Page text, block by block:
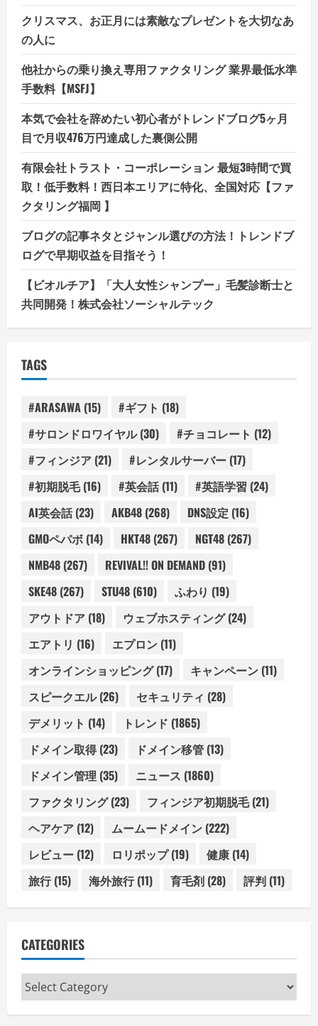
クリスマス、お正月には素敵なプレゼントを大切なあ
の人に
他社からの乗り換え専用ファクタリング 業界最低水準
手数料【MSFJ】
本気で会社を辞めたい初心者がトレンドブログ5ヶ月
目で月収476万円達成した裏側公開
有限会社トラスト・コーポレーション 最短3時間で買
取！低手数料！西日本エリアに特化、全国対応【ファ
クタリング福岡 】
ブログの記事ネタとジャンル選びの方法！トレンドブ
ログで早期収益を目指そう！
【ビオルチア】「大人女性シャンプー」毛髪診断士と
共同開発！株式会社ソーシャルテック
TAGS
#ARASAWA (15) #ギフト (18)
#サロンドロワイヤル(30) #チョコレート (12)
#フィンジア (21) #レンタルサーバー (17)
#初期脱毛(16) #英会話(11) #英語学習 (24)
AI英会話(23) AKB48 (268) DNS設定 (16)
GMOペパボ (14) HKT48 (267) NGT48 (267)
NMB48 (267) REVIVAL!! ON DEMAND (91)
SKE48 (267) STU48 (610) ふわり (19)
アウトドア (18) ウェブホスティング(24)
エアトリ (16) エプロン (11)
オンラインショッピング(17) キャンペーン (11)
スピークエル(26) セキュリティ (28)
デメリット (14) トレンド (1865)
ドメイン取得(23) ドメイン移管 (13)
ドメイン管理 (35) ニュース (1860)
ファクタリング(23) フィンジア初期脱毛(21)
ヘアケア (12) ムームードメイン (222)
レビュー (12) ロリポップ(19) 健康 (14)
旅行(15) 海外旅行(11) 育毛剤 (28) 評判 (11)
CATEGORIES
Categories